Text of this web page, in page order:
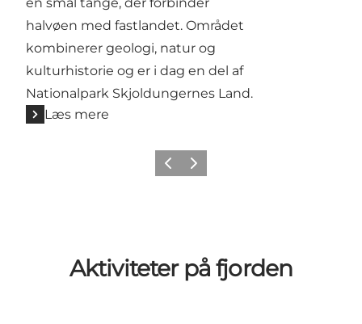
halvøen med fastlandet. Området
kombinerer geologi, natur og
kulturhistorie og er i dag en del af
Nationalpark Skjoldungernes Land.
Læs mere
Forrige billede
Næste billede
Aktiviteter på fjorden